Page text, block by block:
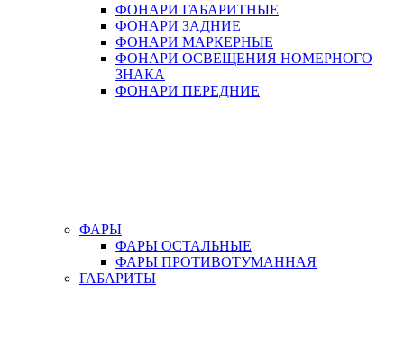
ФОНАРИ ГАБАРИТНЫЕ
ФОНАРИ ЗАДНИЕ
ФОНАРИ МАРКЕРНЫЕ
ФОНАРИ ОСВЕЩЕНИЯ НОМЕРНОГО
ЗНАКА
ФОНАРИ ПЕРЕДНИЕ
ФАРЫ
ФАРЫ ОСТАЛЬНЫЕ
ФАРЫ ПРОТИВОТУМАННАЯ
ГАБАРИТЫ